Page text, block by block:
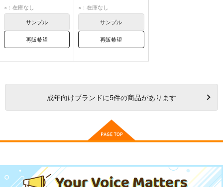
レイナ・ストーム
×：在庫なし
サンプル
再販希望
響リョウ
メモリー・ジーン
×：在庫なし
サンプル
再販希望
成年向けブランドに5件の商品があります